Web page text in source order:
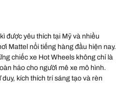
được yêu thích tại Mỹ và nhiều
Mattel nổi tiếng hàng đầu hiện nay.
chiếc xe Hot Wheels không chỉ là
hảo cho người mê xe mô hình.
kích thích trí sáng tạo và rèn